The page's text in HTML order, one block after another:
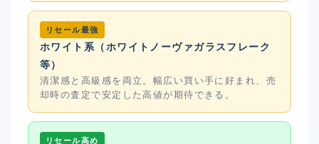
リセール最強
ホワイト系（ホワイトノーヴァガラスフレーク
等）
清潔感と高級感を両立。幅広い買い手に好まれ、売
却時の査定で安定した高値が期待できる。
リセール高め